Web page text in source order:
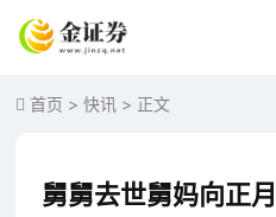
首页 >快讯 > 正文
舅舅去世舅妈向正